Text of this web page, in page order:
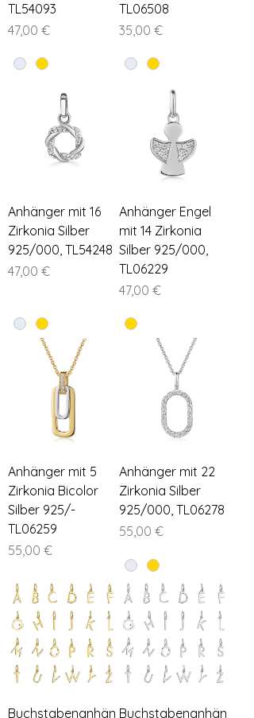
TL54093
Preis
47,00 €
TL06508
Preis
35,00 €
Anhänger mit 16
Zirkonia Silber
925/000, TL54248
Preis
47,00 €
Anhänger Engel
mit 14 Zirkonia
Silber 925/000,
TL06229
Preis
47,00 €
Anhänger mit 5
Zirkonia Bicolor
Silber 925/-
TL06259
Preis
55,00 €
Anhänger mit 22
Zirkonia Silber
925/000, TL06278
Preis
55,00 €
Buchstabenanhän Buchstabenanhän